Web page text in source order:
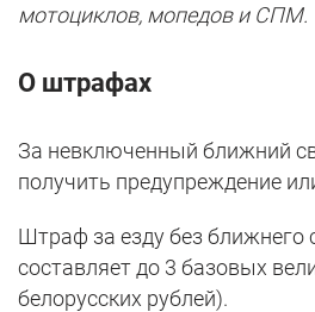
мотоциклов, мопедов и СПМ.
О штрафах
За невключенный ближний
получить предупреждение
Штраф за езду без ближнего
составляет до 3 базовых
белорусских рублей).